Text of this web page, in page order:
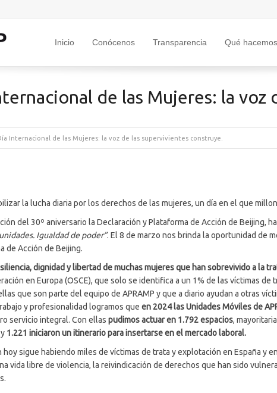
Inicio Conócenos Transparencia Qué hacemos
de las Mujeres: la
Internacional de las Mujeres: la voz de las supervivientes construye.
la lucha diaria por los derechos de las mujeres, un día en el que
del 30º aniversario la Declaración y Plataforma de Acción de Beijing,
Igualdad de poder”. El 8 de marzo nos brinda la oportunidad de
de Acción de Beijing.
dignidad y libertad de muchas mujeres que han sobrevivido a la
en Europa (OSCE), que solo se identifica a un 1% de las víctimas
que son parte del equipo de APRAMP y que a diario ayudan a otras
y profesionalidad logramos que en 2024 las Unidades Móviles de
servicio integral. Con ellas pudimos actuar en 1.792 espacios,
y 1.221 iniciaron un itinerario para insertarse en el mercado laboral.
sigue habiendo miles de víctimas de trata y explotación en España y
vida libre de violencia, la reivindicación de derechos que han sido